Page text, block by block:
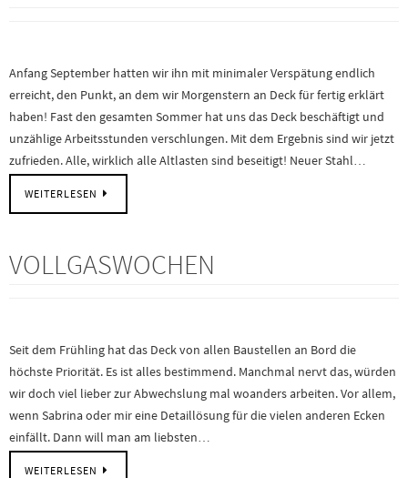
Anfang September hatten wir ihn mit minimaler Verspätung endlich
erreicht, den Punkt, an dem wir Morgenstern an Deck für fertig erklärt
haben! Fast den gesamten Sommer hat uns das Deck beschäftigt und
unzählige Arbeitsstunden verschlungen. Mit dem Ergebnis sind wir jetzt
zufrieden. Alle, wirklich alle Altlasten sind beseitigt! Neuer Stahl…
WEITERLESEN
VOLLGASWOCHEN
Seit dem Frühling hat das Deck von allen Baustellen an Bord die
höchste Priorität. Es ist alles bestimmend. Manchmal nervt das, würden
wir doch viel lieber zur Abwechslung mal woanders arbeiten. Vor allem,
wenn Sabrina oder mir eine Detaillösung für die vielen anderen Ecken
einfällt. Dann will man am liebsten…
WEITERLESEN